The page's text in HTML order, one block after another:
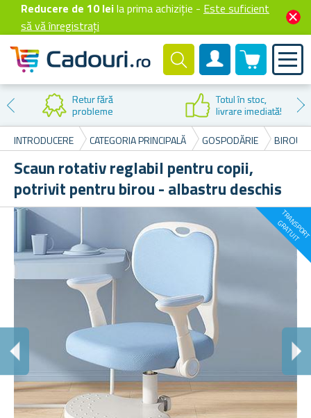
Reducere de 10 leila prima achiziție - Este suficient
să vă înregistrați
Cont client
0 produselor
Retur fără
probleme
Totul în stoc,
livrare imediată!
INTRODUCERE
CATEGORIA PRINCIPALĂ GOSPODĂRIE BIROU
Scaun rotativ reglabil pentru copii,
potrivit pentru birou - albastru deschis
G
T